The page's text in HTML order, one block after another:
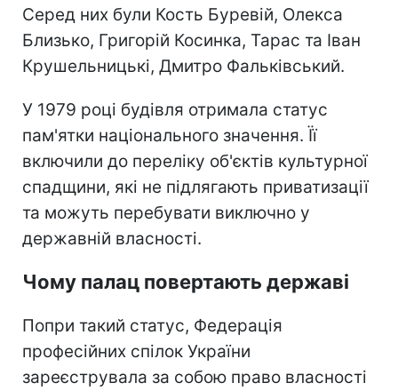
Серед них були Кость Буревій, Олекса
Близько, Григорій Косинка, Тарас та Іван
Крушельницькі, Дмитро Фальківський.
У 1979 році будівля отримала статус
пам'ятки національного значення. Її
включили до переліку об'єктів культурної
спадщини, які не підлягають приватизації
та можуть перебувати виключно у
державній власності.
Чому палац повертають державі
Попри такий статус, Федерація
професійних спілок України
зареєструвала за собою право власності